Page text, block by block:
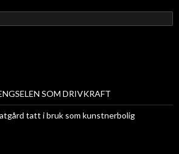
SOM DRIVKRAFT
tatt i bruk som kunstnerbolig